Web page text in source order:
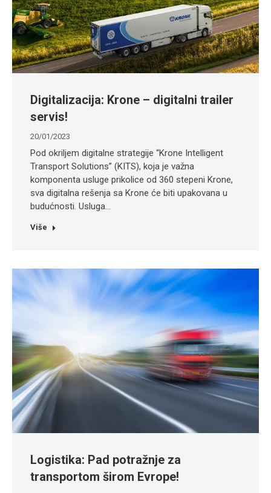
Digitalizacija: Krone – digitalni trailer
servis!
20/01/2023
Pod okriljem digitalne strategije “Krone Intelligent
Transport Solutions” (KITS), koja je važna
komponenta usluge prikolice od 360 stepeni Krone,
sva digitalna rešenja sa Krone će biti upakovana u
budućnosti. Usluga…
Više
Logistika: Pad potražnje za
transportom širom Evrope!